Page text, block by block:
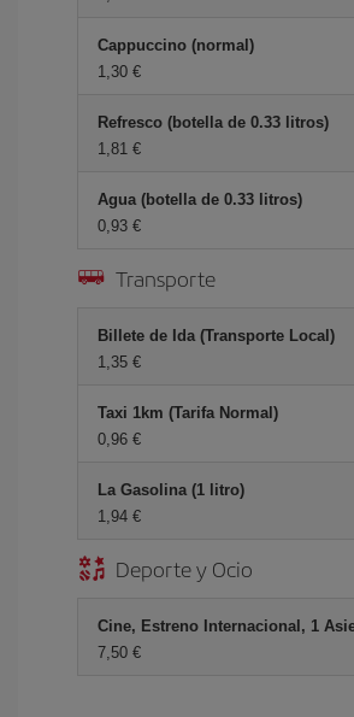
Cappuccino (normal)
1,30 €
Refresco (botella de 0.33 litros)
1,81 €
Agua (botella de 0.33 litros)
0,93 €
Transporte
Billete de Ida (Transporte Local)
1,35 €
Taxi 1km (Tarifa Normal)
0,96 €
La Gasolina (1 litro)
1,94 €
Deporte y Ocio
Cine, Estreno Internacional, 1
7,50 €